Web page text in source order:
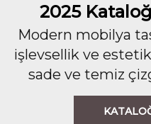
2025
Modern mobilya
işlevsellik ve
sade ve temiz